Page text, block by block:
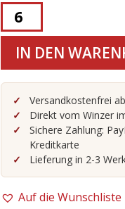
INAMA
23er
Vulcaia
Fumè
Sauvignon
Menge
IN DEN
Versandkostenfrei
Direkt vom Winzer
Sichere Zahlung:
Kreditkarte
Lieferung in 2-3
Auf die Wunschliste